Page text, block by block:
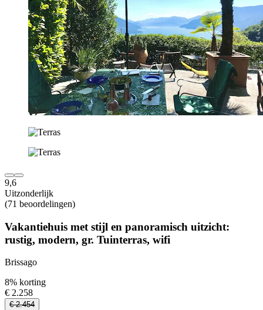
9,6
Uitzonderlijk
(71 beoordelingen)
Vakantiehuis met stijl en panoramisch uitzicht:
rustig, modern, gr. Tuinterras, wifi
Brissago
8% korting
€ 2.258
€ 2.454